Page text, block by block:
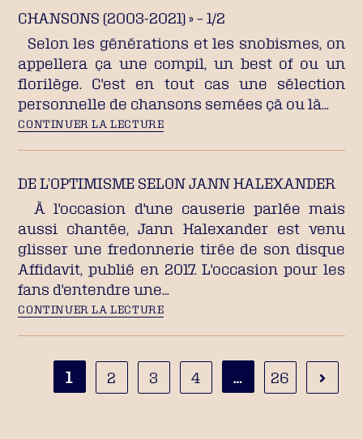
CHANSONS (2003-2021) » – 1/2
Selon les générations et les snobismes, on
appellera ça une compil, un best of ou un
florilège. C'est en tout cas une sélection
personnelle de chansons semées çà ou là…
CONTINUER LA LECTURE
DE L’OPTIMISME SELON JANN HALEXANDER
À l'occasion d'une causerie parlée mais
aussi chantée, Jann Halexander est venu
glisser une fredonnerie tirée de son disque
Affidavit, publié en 2017. L'occasion pour les
fans d'entendre une…
CONTINUER LA LECTURE
1 2 3 4 … 26